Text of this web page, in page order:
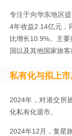
专注于向华东地区
4年收益2.14亿元，
比增长10.9%。主
国以及其他国家旅客
私有化与拟上
2024年，对港交所
化私有化退市。
2024年12月，复星